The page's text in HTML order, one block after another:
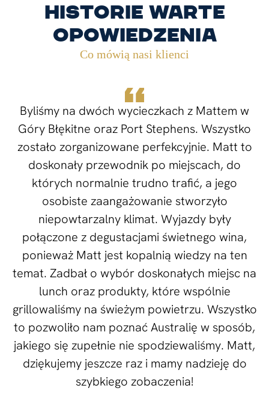
Historie warte
opowiedzenia
Co mówią nasi klienci
Byliśmy na dwóch wycieczkach z Mattem w
Góry Błękitne oraz Port Stephens. Wszystko
zostało zorganizowane perfekcyjnie. Matt to
doskonały przewodnik po miejscach, do
których normalnie trudno trafić, a jego
osobiste zaangażowanie stworzyło
niepowtarzalny klimat. Wyjazdy były
połączone z degustacjami świetnego wina,
ponieważ Matt jest kopalnią wiedzy na ten
temat. Zadbał o wybór doskonałych miejsc na
lunch oraz produkty, które wspólnie
grillowaliśmy na świeżym powietrzu. Wszystko
to pozwoliło nam poznać Australię w sposób,
jakiego się zupełnie nie spodziewaliśmy. Matt,
dziękujemy jeszcze raz i mamy nadzieję do
szybkiego zobaczenia!